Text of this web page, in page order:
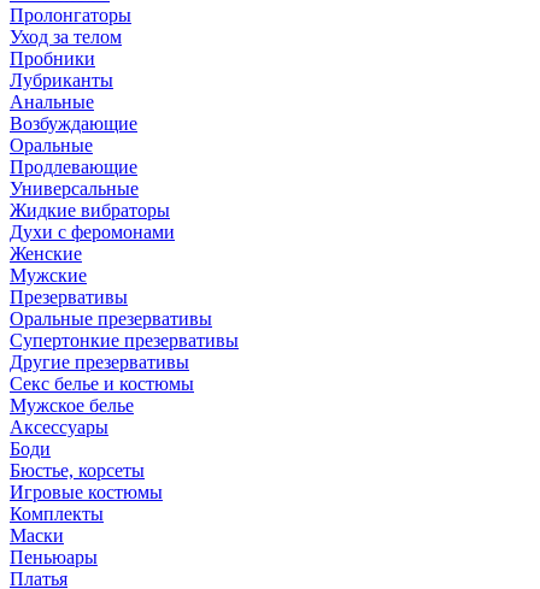
Пролонгаторы
Уход за телом
Пробники
Лубриканты
Анальные
Возбуждающие
Оральные
Продлевающие
Универсальные
Жидкие вибраторы
Духи с феромонами
Женские
Мужские
Презервативы
Оральные презервативы
Супертонкие презервативы
Другие презервативы
Секс белье и костюмы
Мужское белье
Аксессуары
Боди
Бюстье, корсеты
Игровые костюмы
Комплекты
Маски
Пеньюары
Платья